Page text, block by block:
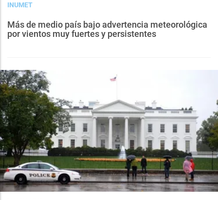
INUMET
Más de medio país bajo advertencia meteorológica
por vientos muy fuertes y persistentes